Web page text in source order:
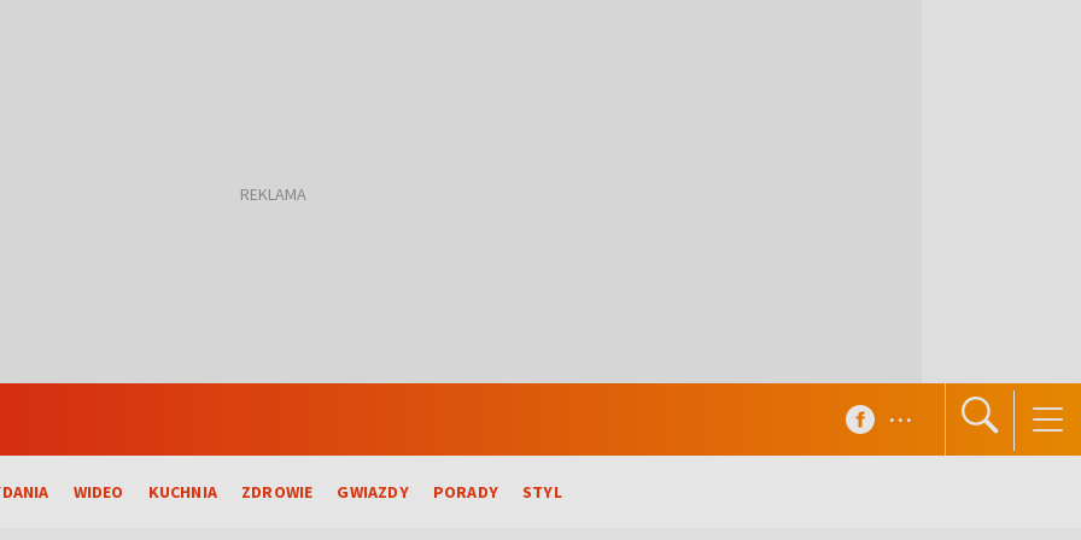
WIDEO KUCHNIA ZDROWIE GWIAZDY PORADY STYL
...